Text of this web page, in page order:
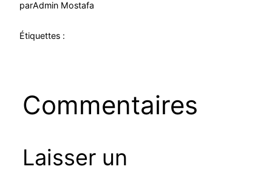
parAdmin Mostafa
Étiquettes :
Commentaires
Laisser un